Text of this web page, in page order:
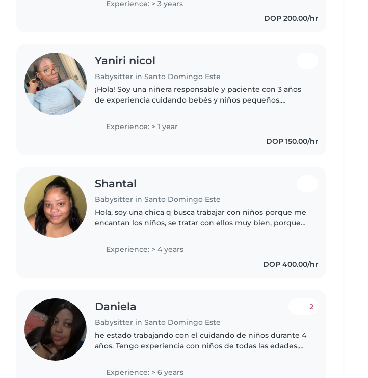
Experience: > 3 years
DOP 200.00/hr
Yaniri nicol
Babysitter in Santo Domingo Este
¡Hola! Soy una niñera responsable y paciente con 3 años
de experiencia cuidando bebés y niños pequeños.
hacer manualidades con..
Experience: > 1 year
DOP 150.00/hr
Shantal
Babysitter in Santo Domingo Este
Hola, soy una chica q busca trabajar con niños porque me
encantan los niños, se tratar con ellos muy bien, porque
muy cuidadosa..
Experience: > 4 years
DOP 400.00/hr
Daniela
Babysitter in Santo Domingo Este
2
he estado trabajando con el cuidando de niños durante 4
años. Tengo experiencia con niños de todas las edades,
empática y divertida,..
Experience: > 6 years